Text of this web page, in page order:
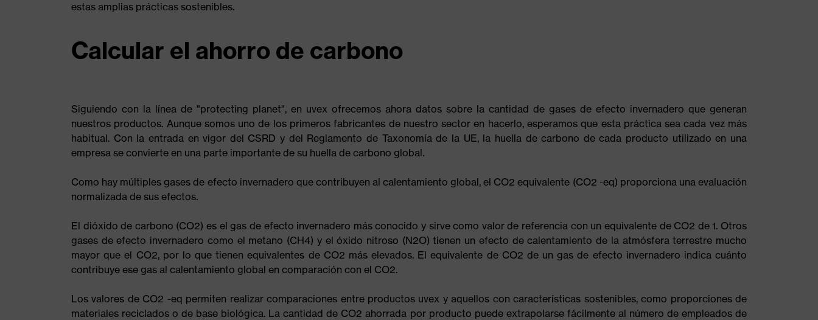
estas amplias prácticas sostenibles.
Calcular el ahorro de carbono
Siguiendo con la línea de "protecting planet", en uvex ofrecemos ahora datos sobre la cantidad de gases de efecto invernadero que generan
nuestros productos. Aunque somos uno de los primeros fabricantes de nuestro sector en hacerlo, esperamos que esta práctica sea cada vez más
habitual. Con la entrada en vigor del CSRD y del Reglamento de Taxonomía de la UE, la huella de carbono de cada producto utilizado en una
empresa se convierte en una parte importante de su huella de carbono global.
Como hay múltiples gases de efecto invernadero que contribuyen al calentamiento global, el CO2 equivalente (CO2 -eq) proporciona una evaluación
normalizada de sus efectos.
El dióxido de carbono (CO2) es el gas de efecto invernadero más conocido y sirve como valor de referencia con un equivalente de CO2 de 1. Otros
gases de efecto invernadero como el metano (CH4) y el óxido nitroso (N2O) tienen un efecto de calentamiento de la atmósfera terrestre mucho
mayor que el CO2, por lo que tienen equivalentes de CO2 más elevados. El equivalente de CO2 de un gas de efecto invernadero indica cuánto
contribuye ese gas al calentamiento global en comparación con el CO2.
Los valores de CO2 -eq permiten realizar comparaciones entre productos uvex y aquellos con características sostenibles, como proporciones de
materiales reciclados o de base biológica. La cantidad de CO2 ahorrada por producto puede extrapolarse fácilmente al número de empleados de